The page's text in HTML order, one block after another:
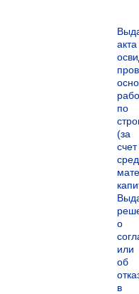
акта
по
(за
счет
о
или
об
в